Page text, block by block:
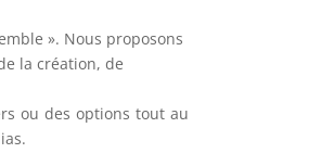
». Nous proposons
la création, de
ou des options tout au